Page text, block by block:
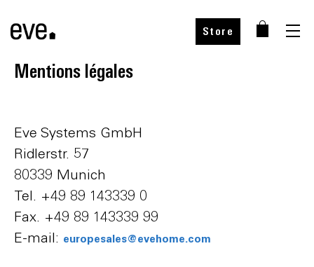
Store
Mentions légales
Eve Systems GmbH
Ridlerstr. 57
80339 Munich
Tel. +49 89 143339 0
Fax. +49 89 143339 99
E-mail: europesales@evehome.com